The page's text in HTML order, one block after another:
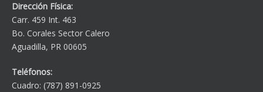
Dirección Física:
Carr. 459 Int. 463
Bo. Corales Sector Calero
Aguadilla, PR 00605
Teléfonos:
Cuadro: (787) 891-0925